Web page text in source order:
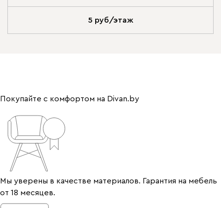
5 руб/этаж
Покупайте с комфортом на Divan.by
Мы уверены в качестве материалов. Гарантия на мебель
от 18 месяцев.